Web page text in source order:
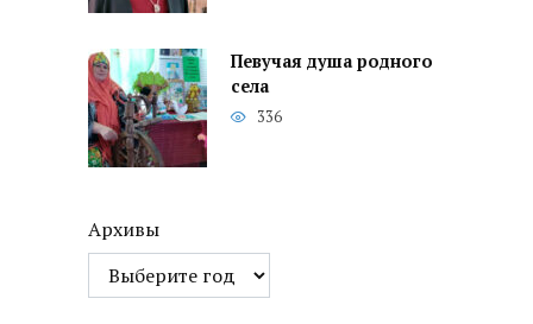
Певучая душа родного
села
336
Архивы